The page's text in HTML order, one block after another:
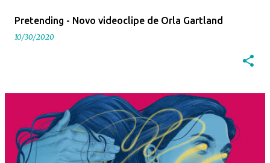
Pretending - Novo videoclipe de Orla Gartland
10/30/2020